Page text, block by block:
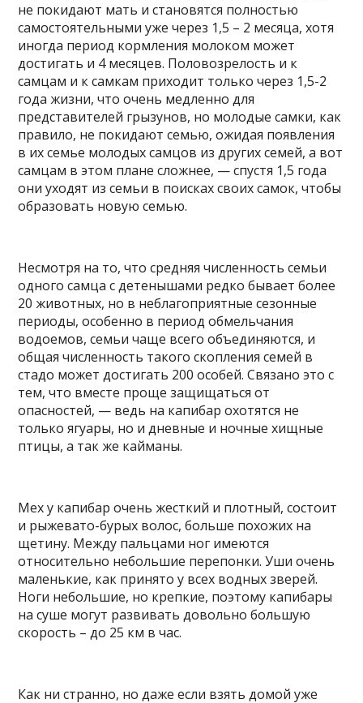
не покидают мать и становятся полностью
самостоятельными уже через 1,5 – 2 месяца, хотя
иногда период кормления молоком может
достигать и 4 месяцев. Половозрелость и к
самцам и к самкам приходит только через 1,5-2
года жизни, что очень медленно для
представителей грызунов, но молодые самки, как
правило, не покидают семью, ожидая появления
в их семье молодых самцов из других семей, а вот
самцам в этом плане сложнее, — спустя 1,5 года
они уходят из семьи в поисках своих самок, чтобы
образовать новую семью.
Несмотря на то, что средняя численность семьи
одного самца с детенышами редко бывает более
20 животных, но в неблагоприятные сезонные
периоды, особенно в период обмельчания
водоемов, семьи чаще всего объединяются, и
общая численность такого скопления семей в
стадо может достигать 200 особей. Связано это с
тем, что вместе проще защищаться от
опасностей, — ведь на капибар охотятся не
только ягуары, но и дневные и ночные хищные
птицы, а так же кайманы.
Мех у капибар очень жесткий и плотный, состоит
и рыжевато-бурых волос, больше похожих на
щетину. Между пальцами ног имеются
относительно небольшие перепонки. Уши очень
маленькие, как принято у всех водных зверей.
Ноги небольшие, но крепкие, поэтому капибары
на суше могут развивать довольно большую
скорость – до 25 км в час.
Как ни странно, но даже если взять домой уже